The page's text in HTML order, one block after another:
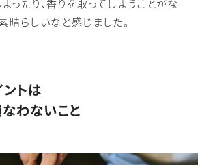
晴らしいなと感じました。
トは
わないこと